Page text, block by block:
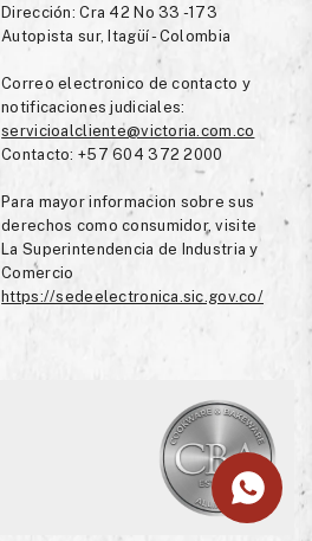
Dirección: Cra 42 No 33 -173
Autopista sur, Itagüí - Colombia
Correo electronico de contacto y
notificaciones judiciales:
servicioalcliente@victoria.com.co
Contacto: +57 604 372 2000
Para mayor informacion sobre sus
derechos como consumidor, visite
La Superintendencia de Industria y
Comercio
https://sedeelectronica.sic.gov.co/